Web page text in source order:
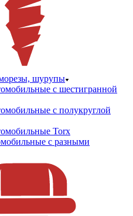
шурупы
с шестигранной
с полукруглой
Torx
с разными